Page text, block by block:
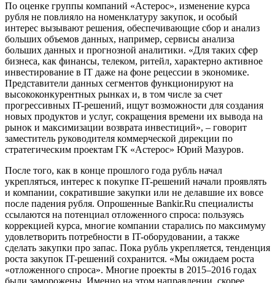
По оценке группы компаний «Астерос», изменение курса
рубля не повлияло на номенклатуру закупок, и особый
интерес вызывают решения, обеспечивающие сбор и анализ
больших объемов данных, например, сервисы анализа
больших данных и прогнозной аналитики. «Для таких сфер
бизнеса, как финансы, телеком, ритейл, характерно активное
инвестирование в IT даже на фоне рецессии в экономике.
Представители данных сегментов функционируют на
высококонкурентных рынках и, в том числе за счет
прогрессивных IT-решений, ищут возможности для создания
новых продуктов и услуг, сокращения времени их вывода на
рынок и максимизации возврата инвестиций», – говорит
заместитель руководителя коммерческой дирекции по
стратегическим проектам ГК «Астерос» Юрий Мазуров.
После того, как в конце прошлого года рубль начал
укрепляться, интерес к покупке IT-решений начали проявлять
и компании, сократившие закупки или не делавшие их вовсе
после падения рубля. Опрошенные Bankir.Ru специалисты
ссылаются на потенциал отложенного спроса: пользуясь
коррекцией курса, многие компании старались по максимуму
удовлетворить потребности в IT-оборудовании, а также
сделать закупки про запас. Пока рубль укрепляется, тенденция
роста закупок IT-решений сохранится. «Мы ожидаем роста
«отложенного спроса». Многие проекты в 2015–2016 годах